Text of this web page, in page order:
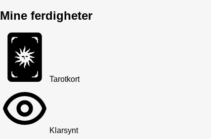
Mine ferdigheter
Tarotkort
Klarsynt